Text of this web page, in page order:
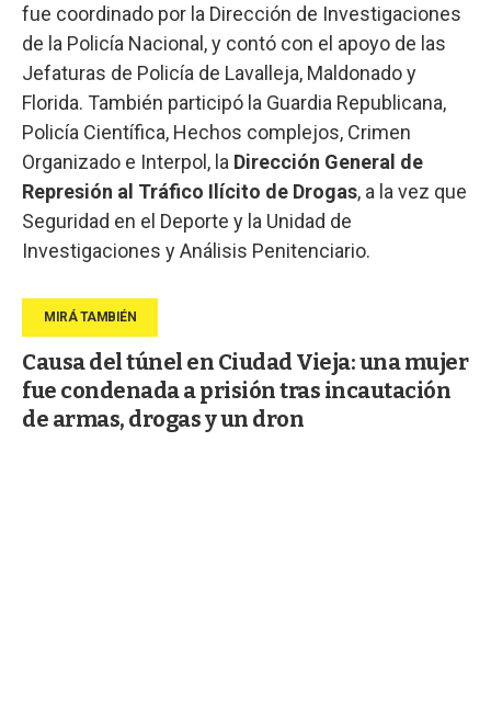
fue coordinado por la Dirección de Investigaciones
de la Policía Nacional, y contó con el apoyo de las
Jefaturas de Policía de Lavalleja, Maldonado y
Florida. También participó la Guardia Republicana,
Policía Científica, Hechos complejos, Crimen
Organizado e Interpol, la Dirección General de
Represión al Tráfico Ilícito de Drogas, a la vez que
Seguridad en el Deporte y la Unidad de
Investigaciones y Análisis Penitenciario.
Causa del túnel en Ciudad Vieja: una mujer
fue condenada a prisión tras incautación
de armas, drogas y un dron